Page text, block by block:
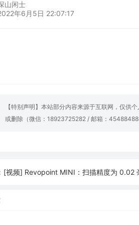
山闲士
年6月5日 22:07:17
【特别声明】本站部分内容来源于互联网，仅供
或删除（微信：18923725282 / 邮箱：
[视频] Revopoint MINI：扫描精度为 0.02